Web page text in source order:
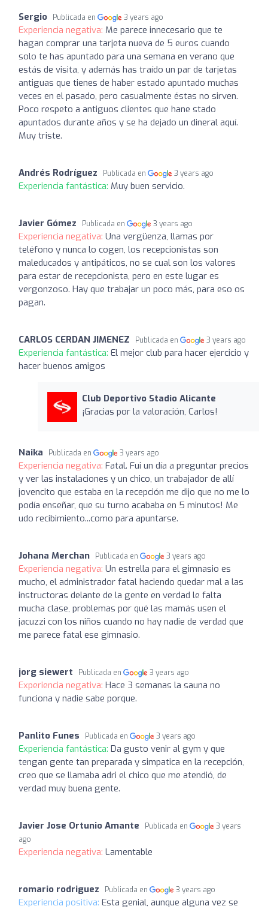
Sergio Publicada en 3 years ago
Experiencia negativa: Me parece innecesario que te
hagan comprar una tarjeta nueva de 5 euros cuando
solo te has apuntado para una semana en verano que
estás de visita, y además has traído un par de tarjetas
antiguas que tienes de haber estado apuntado muchas
veces en el pasado, pero casualmente éstas no sirven.
Poco respeto a antiguos clientes que hane stado
apuntados durante años y se ha dejado un dineral aquí.
Muy triste.
Andrés Rodríguez Publicada en 3 years ago
Experiencia fantástica: Muy buen servicio.
Javier Gómez Publicada en 3 years ago
Experiencia negativa: Una vergüenza, llamas por
teléfono y nunca lo cogen, los recepcionistas son
maleducados y antipáticos, no se cual son los valores
para estar de recepcionista, pero en este lugar es
vergonzoso. Hay que trabajar un poco más, para eso os
pagan.
CARLOS CERDAN JIMENEZ Publicada en 3 years ago
Experiencia fantástica: El mejor club para hacer ejercicio y
hacer buenos amigos
Club Deportivo Stadio Alicante
¡Gracias por la valoración, Carlos!
Naika Publicada en 3 years ago
Experiencia negativa: Fatal. Fui un día a preguntar precios
y ver las instalaciones y un chico, un trabajador de allí
jovencito que estaba en la recepción me dijo que no me lo
podía enseñar, que su turno acababa en 5 minutos! Me
udo recibimiento...como para apuntarse.
Johana Merchan Publicada en 3 years ago
Experiencia negativa: Un estrella para el gimnasio es
mucho, el administrador fatal haciendo quedar mal a las
instructoras delante de la gente en verdad le falta
mucha clase, problemas por qué las mamás usen el
jacuzzi con los niños cuando no hay nadie de verdad que
me parece fatal ese gimnasio.
jorg siewert Publicada en 3 years ago
Experiencia negativa: Hace 3 semanas la sauna no
funciona y nadie sabe porque.
Panlito Funes Publicada en 3 years ago
Experiencia fantástica: Da gusto venir al gym y que
tengan gente tan preparada y simpatica en la recepción,
creo que se llamaba adri el chico que me atendió, de
verdad muy buena gente.
Javier Jose Ortunio Amante Publicada en
3 years
ago
Experiencia negativa: Lamentable
romario rodriguez Publicada en 3 years ago
Experiencia positiva: Esta genial, aunque alguna vez se